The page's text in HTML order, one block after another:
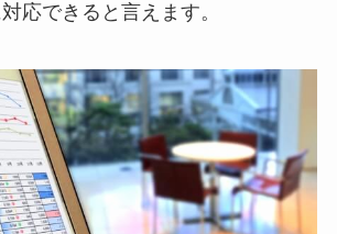
応できると言えます。